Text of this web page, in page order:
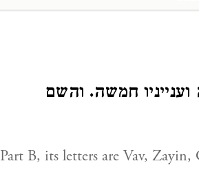
חמשה. והשם
Part B, its letters are Vav,